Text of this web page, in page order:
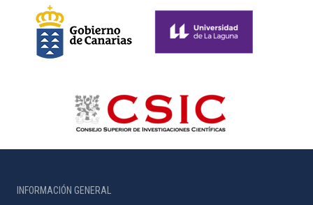
INFORMACIÓN GENERAL